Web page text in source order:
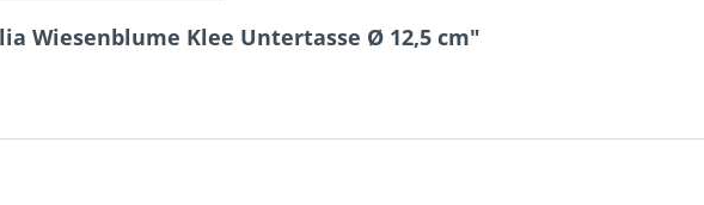
Wiesenblume Klee Untertasse Ø 12,5 cm"